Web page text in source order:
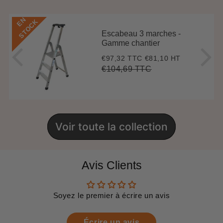
E
N
S
T
O
C
K
Escabeau 3 marches -
Gamme chantier
Prix
réduit
€97,32 TTC €97,32
€81,10 HT
Prix
€104,69 TTC€104,69
Voir toute la collection
Avis Clients
Soyez le premier à écrire un avis